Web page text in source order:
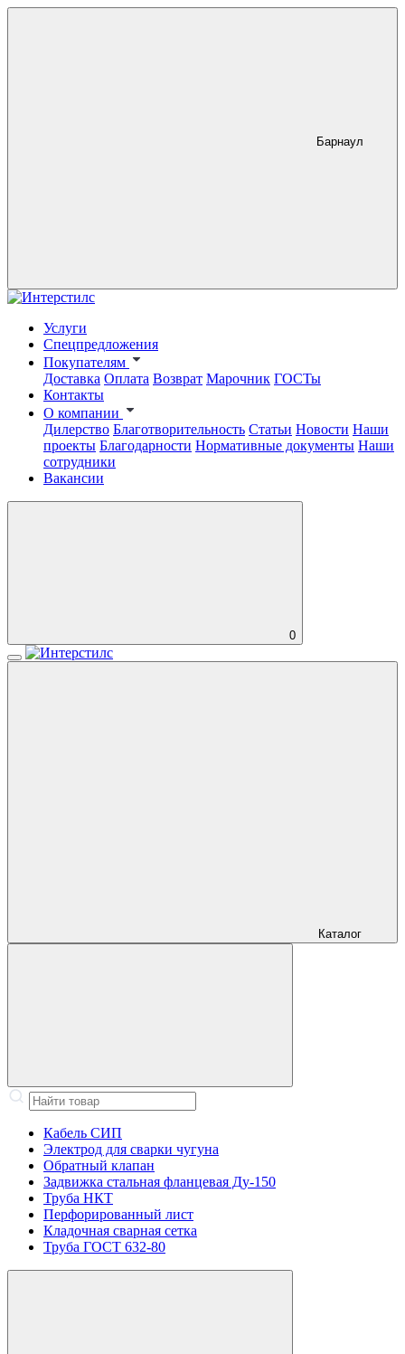
Барнаул
Услуги
Спецпредложения
Покупателям
Доставка Оплата Возврат Марочник ГОСТы
Контакты
О компании
Дилерство Благотворительность Статьи Новости Наши
проекты Благодарности Нормативные документы Наши
сотрудники
Вакансии
0
Каталог
Кабель СИП
Электрод для сварки чугуна
Обратный клапан
Задвижка стальная фланцевая Ду-150
Труба НКТ
Перфорированный лист
Кладочная сварная сетка
Труба ГОСТ 632-80